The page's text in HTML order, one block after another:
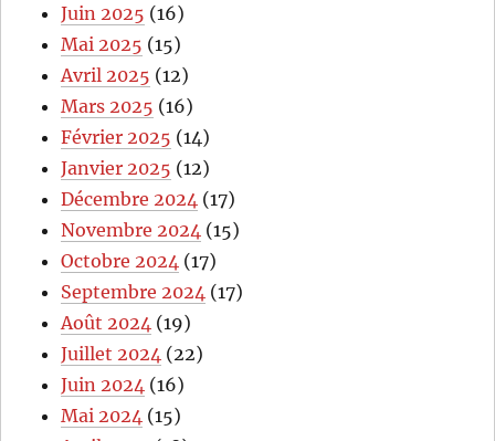
Juin 2025 (16)
Mai 2025 (15)
Avril 2025 (12)
Mars 2025 (16)
Février 2025 (14)
Janvier 2025 (12)
Décembre 2024 (17)
Novembre 2024 (15)
Octobre 2024 (17)
Septembre 2024 (17)
Août 2024 (19)
Juillet 2024 (22)
Juin 2024 (16)
Mai 2024 (15)